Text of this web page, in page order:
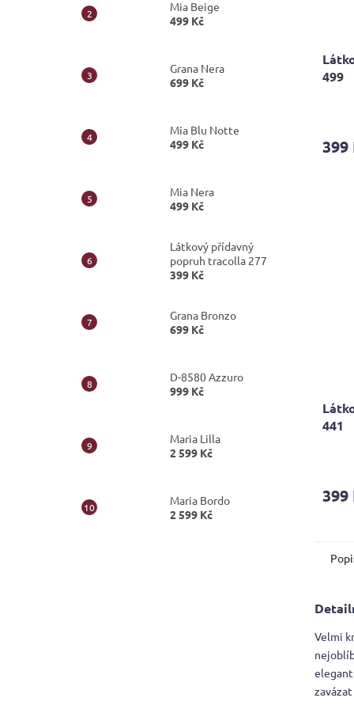
Mia Beige
499 Kč
Grana Nera
699 Kč
Mia Blu Notte
499 Kč
Mia Nera
499 Kč
Látkový přídavný
popruh tracolla 277
399 Kč
Grana Bronzo
699 Kč
D-8580 Azzuro
999 Kč
Maria Lilla
2 599 Kč
Maria Bordo
2 599 Kč
499
399
441
je
399
Velmi